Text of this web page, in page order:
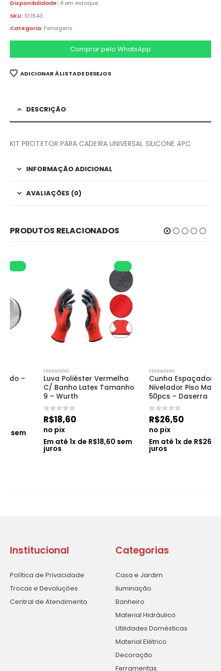
Disponibilidade: 4 em estoque
SKU: 101643
Categoria: Ferragens
Comprar pelo WhatsApp
ADICIONAR À LISTA DE DESEJOS
DESCRIÇÃO
KIT PROTETOR PARA CADEIRA UNIVERSAL SILICONE 4PC
INFORMAÇÃO ADICIONAL
AVALIAÇÕES (0)
PRODUTOS RELACIONADOS
Luva Poliéster Vermelha
C/ Banho Latex Tamanho
9 – Wurth
no pix
x de R$18,60sem
Cunha Espaçador
Nivelador Piso Master
50pcs – Daserra
26,50
Em até
x de R$26,50sem
Institucional
Política de Privacidade
Trocas e Devoluções
Central de Atendimento
Categorias
Casa e Jardim
Iluminação
Banheiro
Material Hidráulico
Utilidades Domésticas
Material Elétrico
Decoração
Ferramentas